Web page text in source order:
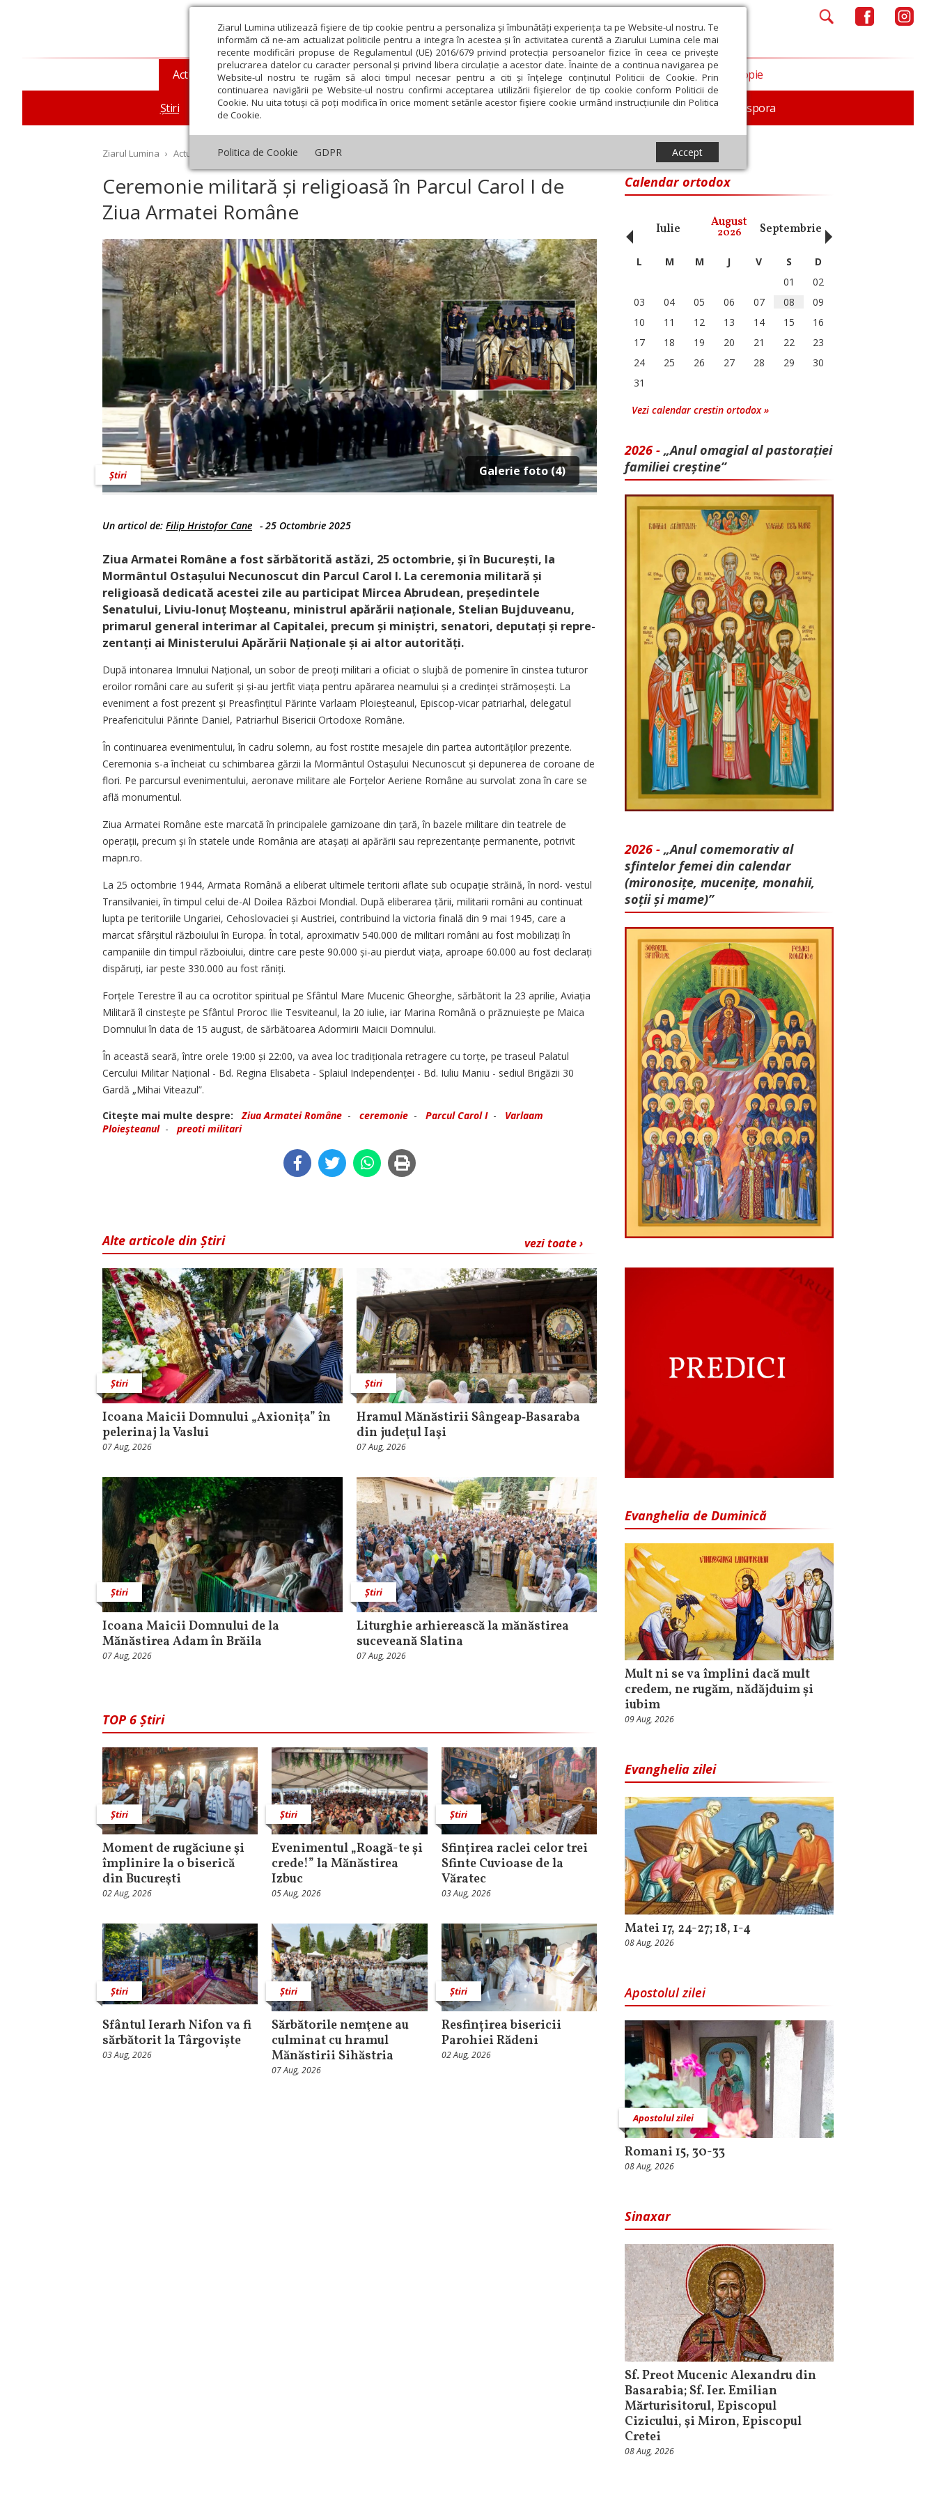
Ziarul Lumina utilizează fişiere de tip cookie pentru a personaliza și îmbunătăți experiența ta pe Website-ul nostru. Te
informăm că ne-am actualizat politicile pentru a integra în acestea și în activitatea curentă a Ziarului Lumina cele mai
recente modificări propuse de Regulamentul (UE) 2016/679 privind protecția persoanelor fizice în ceea ce privește
prelucrarea datelor cu caracter personal și privind libera circulație a acestor date. Înainte de a continua navigarea pe
Website-ul nostru te rugăm să aloci timpul necesar pentru a citi și înțelege conținutul Politicii de Cookie. Prin
continuarea navigării pe Website-ul nostru confirmi acceptarea utilizării fişierelor de tip cookie conform Politicii de
Cookie. Nu uita totuși că poți modifica în orice moment setările acestor fişiere cookie urmând instrucțiunile din Politica
de Cookie.
Politica de Cookie GDPR Accept
Actualitate religioasă
Știri Mesaje și cuvântări An omagial Comunicate de presă Documentar In memoriam Diaspora
Teologie și spiritualitate Educaţie și Cultură Societate Opinii Filantropie
Ziarul Lumina › Actualitate religioasă › Știri › Ceremonie militară și religioasă în Parcul Carol I de Ziua Armatei Române
Ceremonie militară și religioasă în Parcul Carol I de
Ziua Armatei Române
Galerie foto (4)
Știri
Un articol de: Filip Hristofor Cane - 25 Octombrie 2025
Ziua Armatei Române a fost sărbătorită astăzi, 25 octombrie, și în Bucu­rești, la
Mormântul Osta­șului Necunoscut din Parcul Carol I. La ceremonia militară și
religioasă dedicată acestei zile au participat Mircea Abrudean, președintele
Senatului, Liviu-Ionuț Moșteanu, ministrul apărării naționale, Stelian Bujduveanu,
primarul general interimar al Capitalei, precum și mi­niștri, senatori, deputați și repre­
zentanți ai Ministerului Apărării Naționale și ai altor autorități.
După intonarea Imnului Național, un sobor de preoți militari a oficiat o slujbă de pomenire în cinstea tuturor
eroilor români care au suferit și și-au jertfit viața pentru apărarea neamului și a credinței strămo­șești. La
eveniment a fost prezent și Preasfințitul Părinte Varlaam Ploieșteanul, Episcop-vicar patriarhal, delegatul
Preafericitului Părinte Daniel, Patriarhul Bisericii Ortodoxe Române.
În continuarea evenimentului, în cadru solemn, au fost rostite mesajele din partea autorităților prezente.
Ceremonia s-a încheiat cu schimbarea gărzii la Mormântul Ostașului Necunoscut și depunerea de coroane de
flori. Pe parcursul evenimentului, aeronave militare ale Forțelor Aeriene Române au survolat zona în care se
află monumentul.
Ziua Armatei Române este marcată în principalele garnizoane din țară, în bazele militare din teatrele de
operații, precum și în statele unde România are atașați ai apărării sau reprezentanțe permanente, potrivit
mapn.ro.
La 25 octombrie 1944, Armata Română a eliberat ultimele teritorii aflate sub ocupație străină, în nord- vestul
Transilvaniei, în timpul celui de-Al Doilea Război Mondial. După eliberarea țării, militarii români au continuat
lupta pe teritoriile Ungariei, Cehoslovaciei și Austriei, contribuind la victoria finală din 9 mai 1945, care a
marcat sfârșitul războiului în Europa. În total, aproximativ 540.000 de militari români au fost mobilizați în
campaniile din timpul războiului, dintre care peste 90.000 și-au pierdut viața, aproape 60.000 au fost declarați
dispăruți, iar peste 330.000 au fost răniți.
Forțele Terestre îl au ca ocrotitor spiritual pe Sfântul Mare Mucenic Gheorghe, sărbătorit la 23 aprilie, Aviația
Militară îl cins­tește pe Sfântul Proroc Ilie Tesviteanul, la 20 iulie, iar Marina Română o prăznuiește pe Maica
Domnului în data de 15 august, de sărbătoarea Adormirii Maicii Domnului.
În această seară, între orele 19:00 și 22:00, va avea loc tradiționala retragere cu torțe, pe traseul Palatul
Cercului Militar Național - Bd. Regina Elisabeta - Splaiul Independenței - Bd. Iuliu Maniu - sediul Brigăzii 30
Gardă „Mihai Viteazul”.
Citeşte mai multe despre:
Ziua Armatei Române - ceremonie - Parcul Carol I- Varlaam
Ploieşteanul- preoti militari
vezi toate ›
Alte articole din Știri
Știri
Icoana Maicii Domnului „Axionița” în
pelerinaj la Vaslui
07 Aug, 2026
Știri
Hramul Mănăstirii Sângeap‑Basaraba
din judeţul Iaşi
07 Aug, 2026
Știri
Icoana Maicii Domnului de la
Mănăstirea Adam în Brăila
07 Aug, 2026
Știri
Liturghie arhierească la mănăstirea
suceveană Slatina
07 Aug, 2026
TOP 6 Știri
Știri
Moment de rugăciune şi
împlinire la o biserică
din Bucureşti
02 Aug, 2026
Știri
Evenimentul „Roagă-te și
crede!” la Mănăstirea
Izbuc
05 Aug, 2026
Știri
Sfințirea raclei celor trei
Sfinte Cuvioase de la
Văratec
03 Aug, 2026
Știri
Sfântul Ierarh Nifon va fi
sărbătorit la Târgoviște
03 Aug, 2026
Știri
Sărbătorile nemţene au
culminat cu hramul
Mănăstirii Sihăstria
07 Aug, 2026
Știri
Resfințirea bisericii
Parohiei Rădeni
02 Aug, 2026
Calendar ortodox
Iulie August
2026 Septembrie Octombrie
‹ L M M J V S
D
01
02
03
04 05 06 07 08
09
10
11 12 13 14 15
16
17
18 19 20 21 22
23
24
25 26 27 28 29
30
31
Vezi calendar crestin ortodox »
2026 - „Anul omagial al pastorației
familiei creștine”
2026 - „Anul comemorativ al
sfintelor femei din calendar
(mironosițe, mu­cenițe, monahii,
soții și mame)”
Evanghelia de Duminică
Mult ni se va împlini dacă mult
credem, ne rugăm, nădăjduim și
iubim
09 Aug, 2026
Evanghelia zilei
Matei 17, 24-27; 18, 1-4
08 Aug, 2026
Apostolul zilei
Apostolul zilei
Romani 15, 30-33
08 Aug, 2026
Sinaxar
Sf. Preot Mucenic Alexandru din
Basarabia; Sf. Ier. Emilian
Mărturisitorul, Episcopul
Cizicului, şi Miron, Episcopul
Cretei
08 Aug, 2026